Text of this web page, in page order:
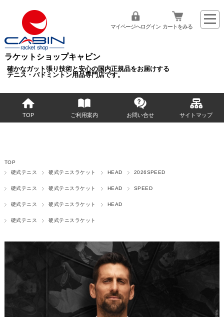
ラケットショップキャビン
確かなガット張り技術と安心の国内正規品をお届けする
テニス・バドミントン用品専門店です。
マイページへログイン カートをみる
TOP ご利用案内 お問い合せ サイトマップ
TOP
硬式テニス
硬式テニスラケット HEAD 2026SPEED
硬式テニス 硬式テニスラケット HEAD SPEED
硬式テニス 硬式テニスラケット HEAD
硬式テニス 硬式テニスラケット